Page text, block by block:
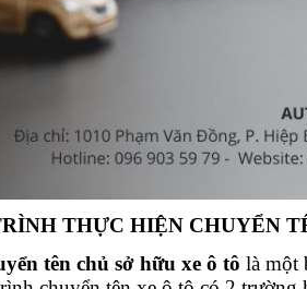
THỰC HIỆN CHUYỂN
tên chủ sở hữu xe ô tô là một